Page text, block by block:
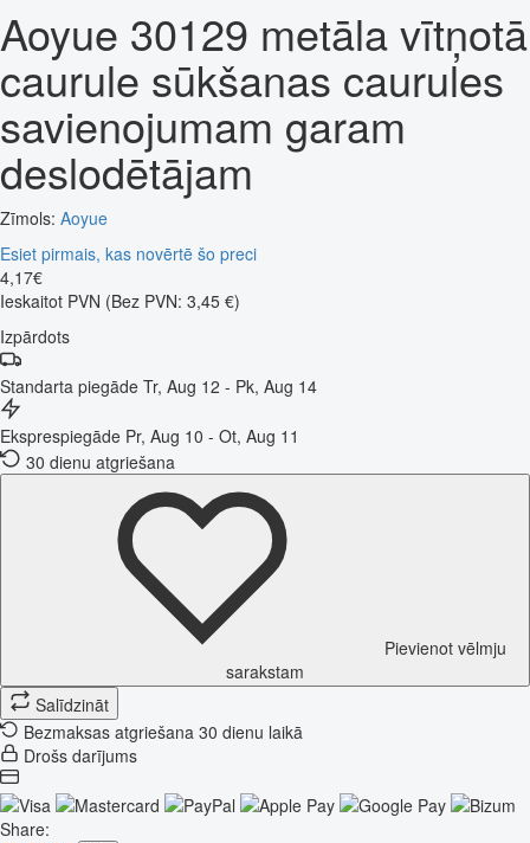
Aoyue 30129 metāla vītņotā
caurule sūkšanas caurules
savienojumam garam
deslodētājam
Zīmols: Aoyue
Esiet pirmais, kas novērtē šo preci
4,17€
Ieskaitot PVN (Bez PVN: 3,45 €)
Izpārdots
Standarta piegāde Tr, Aug 12 - Pk, Aug 14
Eksprespiegāde Pr, Aug 10 - Ot, Aug 11
30 dienu atgriešana
Pievienot vēlmju
sarakstam
Salīdzināt
Bezmaksas atgriešana 30 dienu laikā
Drošs darījums
Share: